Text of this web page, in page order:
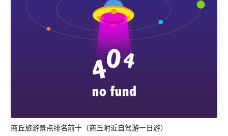
商丘旅游景点排名前十（商丘附近自驾游一日游）